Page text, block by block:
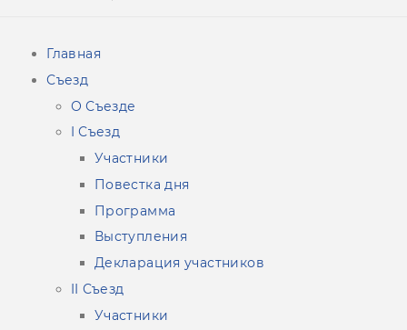
Главная
Съезд
О Съезде
I Съезд
Участники
Повестка дня
Программа
Выступления
Декларация участников
II Съезд
Участники